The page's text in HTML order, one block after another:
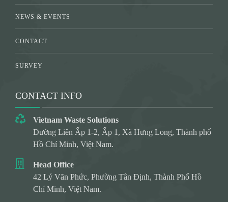
NEWS & EVENTS
CONTACT
SURVEY
CONTACT INFO
Vietnam Waste Solutions
Đường Liên Ấp 1-2, Ấp 1, Xã Hưng Long, Thành phố
Hồ Chí Minh, Việt Nam.
Head Office
42 Lý Văn Phức, Phường Tân Định, Thành Phố Hồ
Chí Minh, Việt Nam.